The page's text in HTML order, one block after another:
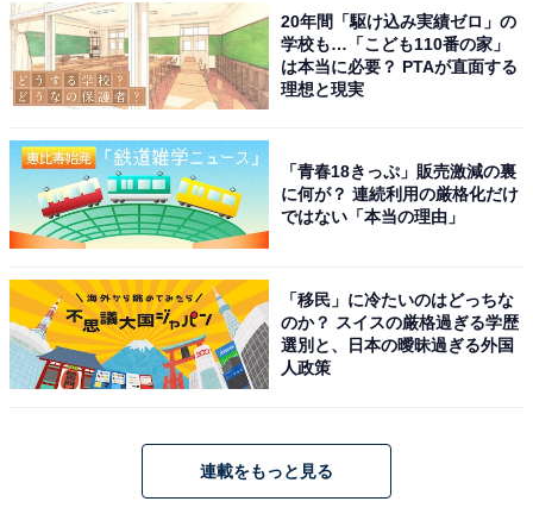
20年間「駆け込み実績ゼロ」の
学校も…「こども110番の家」
は本当に必要？ PTAが直面する
理想と現実
「青春18きっぷ」販売激減の裏
に何が？ 連続利用の厳格化だけ
ではない「本当の理由」
「移民」に冷たいのはどっちな
のか？ スイスの厳格過ぎる学歴
選別と、日本の曖昧過ぎる外国
人政策
連載をもっと見る